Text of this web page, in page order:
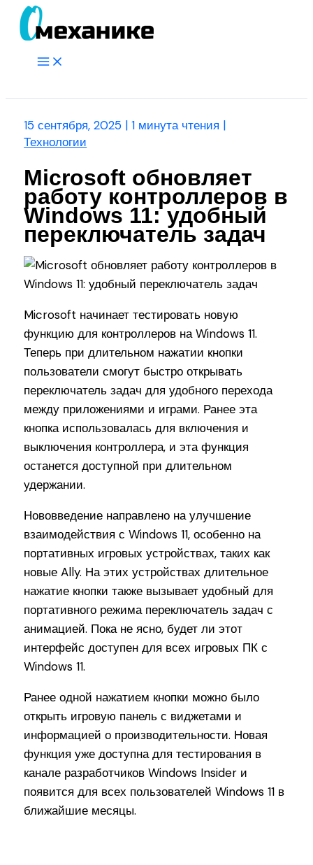
Перейти
Main
15 сентября, 2025 |1 минута чтения |
Технологии
Microsoft обновляет
работу контроллеров в
Windows 11: удобный
переключатель задач
Microsoft начинает тестировать новую
функцию для контроллеров на Windows 11.
Теперь при длительном нажатии кнопки
пользователи смогут быстро открывать
переключатель задач для удобного перехода
между приложениями и играми. Ранее эта
кнопка использовалась для включения и
выключения контроллера, и эта функция
останется доступной при длительном
удержании.
Нововведение направлено на улучшение
взаимодействия с Windows 11, особенно на
портативных игровых устройствах, таких как
новые Ally. На этих устройствах длительное
нажатие кнопки также вызывает удобный для
портативного режима переключатель задач с
анимацией. Пока не ясно, будет ли этот
интерфейс доступен для всех игровых ПК с
Windows 11.
Ранее одной нажатием кнопки можно было
открыть игровую панель с виджетами и
информацией о производительности. Новая
функция уже доступна для тестирования в
канале разработчиков Windows Insider и
появится для всех пользователей Windows 11 в
ближайшие месяцы.